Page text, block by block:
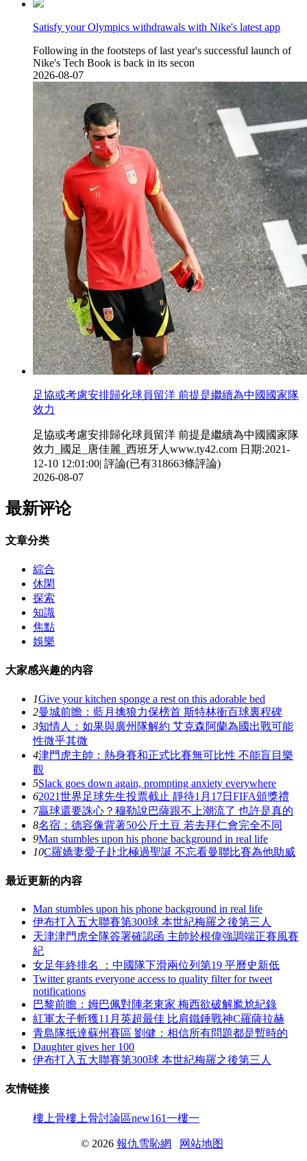
Satisfy your Olympics withdrawals with Nike's latest app
Following in the footsteps of last year's successful launch of
Nike's Tech Book is back in its secon
2026-08-07
足協或考慮安排歸化球員留洋 前提是繼續為中國國家隊
效力
足協或考慮安排歸化球員留洋 前提是繼續為中國國家隊
效力_國足_唐佳麗_西班牙人www.ty42.com 日期:2021-
12-10 12:01:00| 評論(已有318663條評論)
2026-08-07
最新评论
文章分类
綜合
休閑
探索
知識
焦點
娛樂
大家感兴趣的内容
1Give your kitchen sponge a rest on this adorable bed
2曼城前瞻 ：藍月擒狼力保榜首 斯特林衝百球裏程碑
3知情人：如果與廣州隊解約 艾克森阿蘭為國出戰可能
性微乎其微
4津門虎主帥：熱身賽和正式比賽無可比性 不能盲目樂
觀
5Slack goes down again, prompting anxiety everywhere
62021世界足球先生投票截止 靜待1月17日FIFA頒獎禮
7贏球還要誅心 ？穆勒說巴薩跟不上潮流了 也許是真的
8名宿：德容像背著50公斤土豆 若去拜仁會完全不同
9Man stumbles upon his phone background in real life
10C羅嬌妻愛子赴北極過聖誕 不忘看曼聯比賽為他助威
最近更新的内容
Man stumbles upon his phone background in real life
伊布打入五大聯賽第300球 本世紀梅羅之後第三人
天津津門虎全隊簽署確認函 主帥於根偉強調端正賽風賽
紀
女足年終排名 ：中國隊下滑兩位列第19 平曆史新低
Twitter grants everyone access to quality filter for tweet
notifications
巴黎前瞻：姆巴佩對陣老東家 梅西欲破解尷尬紀錄
紅軍太子斬獲11月英超最佳 比肩鐵錘戰神C羅薩拉赫
青島隊抵達蘇州賽區 劉健：相信所有問題都是暫時的
Daughter gives her 100
伊布打入五大聯賽第300球 本世紀梅羅之後第三人
友情链接
樓上骨樓上骨討論區new161一樓一
© 2026 報仇雪恥網 网站地图